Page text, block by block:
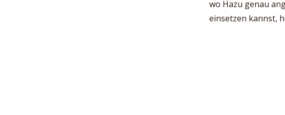
wo Hazu genau
einsetzen kannst,